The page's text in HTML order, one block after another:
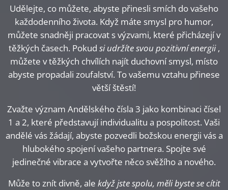
Udělejte, co můžete, abyste přinesli smích do vašeho
každodenního života. Když máte smysl pro humor,
můžete snadněji pracovat s výzvami, které přicházejí v
těžkých časech. Pokud si udržíte svou pozitivní energii,
můžete v těžkých chvílích najít duchovní smysl, místo
abyste propadali zoufalství. To vašemu vztahu přinese
větší štěstí!
Zvažte význam Andělského čísla 3 jako kombinaci čísel
1 a 2, které představují individualitu a pospolitost. Vaši
andělé vás žádají, abyste pozvedli božskou energii vás a
hlubokého spojení vašeho partnera. Spojte své
jedinečné vibrace a vytvořte něco svěžího a nového.
Může to znít divně, ale když jste spolu, měli byste se cítit